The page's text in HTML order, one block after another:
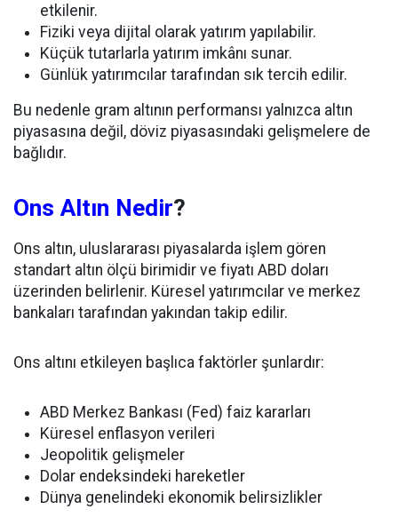
etkilenir.
Fiziki veya dijital olarak yatırım yapılabilir.
Küçük tutarlarla yatırım imkânı sunar.
Günlük yatırımcılar tarafından sık tercih edilir.
Bu nedenle gram altının performansı yalnızca altın
piyasasına değil, döviz piyasasındaki gelişmelere de
bağlıdır.
Ons Altın Nedir?
Ons altın, uluslararası piyasalarda işlem gören
standart altın ölçü birimidir ve fiyatı ABD doları
üzerinden belirlenir. Küresel yatırımcılar ve merkez
bankaları tarafından yakından takip edilir.
Ons altını etkileyen başlıca faktörler şunlardır:
ABD Merkez Bankası (Fed) faiz kararları
Küresel enflasyon verileri
Jeopolitik gelişmeler
Dolar endeksindeki hareketler
Dünya genelindeki ekonomik belirsizlikler